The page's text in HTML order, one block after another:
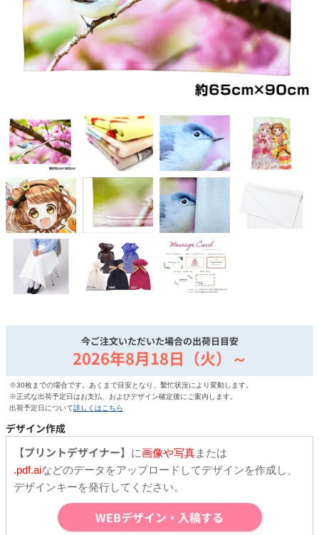
今ご注文いただいた場合の出荷日目安
2026年8月18日（火）～
※30枚までの場合です。あくまで目安となり、繫忙状況により変動します。
※正式な出荷予定日はお支払、およびデザイン確定後にご案内します。
出荷予定日について詳しくはこちら
デザイン作成
【プリントデザイナー】 に画像や写真または
.pdf.aiなどのデータをアップロードしてデザインを作成し、
デザインキーを発行してください。
WEBデザイン・入稿する